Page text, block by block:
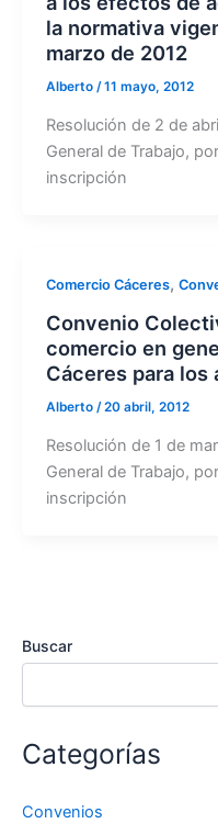
la normativa
marzo de 2012
Alberto /11 mayo, 2012
Resolución de 2 de
General de Trabajo,
inscripción
Comercio Cáceres,
Convenio
comercio en
Cáceres para los
Alberto /20 abril, 2012
Resolución de 1 de
General de Trabajo,
inscripción
Buscar
Categorías
Convenios